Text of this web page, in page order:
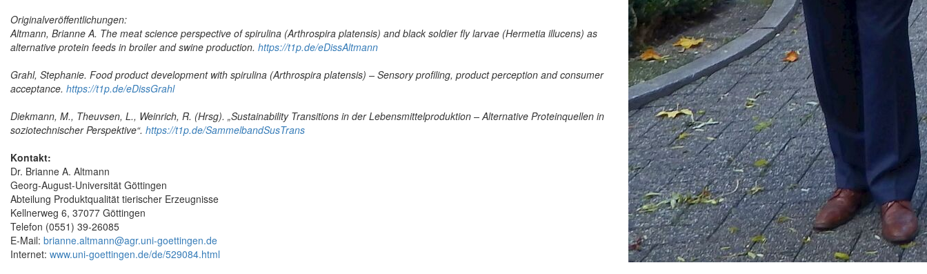
Originalveröffentlichungen:
Altmann, Brianne A. The meat science perspective of spirulina (Arthrospira platensis) and black soldier fly larvae (Hermetia illucens) as
alternative protein feeds in broiler and swine production. https://t1p.de/eDissAltmann
Grahl, Stephanie. Food product development with spirulina (Arthrospira platensis) – Sensory profiling, product perception and consumer
acceptance. https://t1p.de/eDissGrahl
Diekmann, M., Theuvsen, L., Weinrich, R. (Hrsg). „Sustainability Transitions in der Lebensmittelproduktion – Alternative Proteinquellen in
soziotechnischer Perspektive“. https://t1p.de/SammelbandSusTrans
Kontakt:
Dr. Brianne A. Altmann
Georg-August-Universität Göttingen
Abteilung Produktqualität tierischer Erzeugnisse
Kellnerweg 6, 37077 Göttingen
Telefon (0551) 39-26085
E-Mail: brianne.altmann@agr.uni-goettingen.de
Internet: www.uni-goettingen.de/de/529084.html